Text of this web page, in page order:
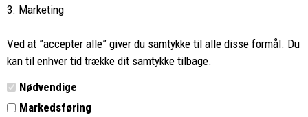
3. Marketing
Ved at ”accepter alle” giver du samtykke til alle disse formål. Du
kan til enhver tid trække dit samtykke tilbage.
Nødvendige
Markedsføring
Vi glæder os til at se dig